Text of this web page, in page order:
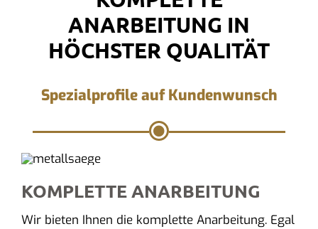
ANARBEITUNG IN
HÖCHSTER QUALITÄT
Spezialprofile auf Kundenwunsch
KOMPLETTE ANARBEITUNG
Wir bieten Ihnen die komplette Anarbeitung. Egal